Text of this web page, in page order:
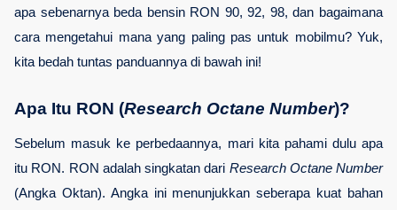
apa sebenarnya beda bensin RON 90, 92, 98, dan bagaimana
cara mengetahui mana yang paling pas untuk mobilmu? Yuk,
kita bedah tuntas panduannya di bawah ini!
Apa Itu RON (Research Octane Number)?
Sebelum masuk ke perbedaannya, mari kita pahami dulu apa
itu RON. RON adalah singkatan dari Research Octane Number
(Angka Oktan). Angka ini menunjukkan seberapa kuat bahan